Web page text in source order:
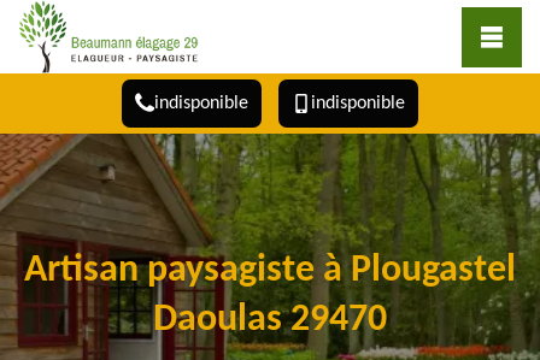
indisponible indisponible
Artisan paysagiste à Plougastel
Daoulas 29470